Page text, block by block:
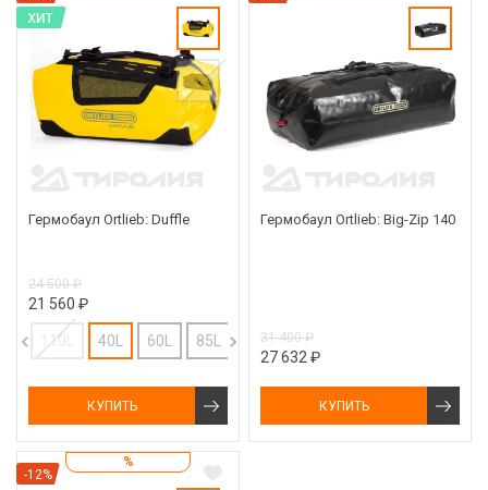
Гермобаул Ortlieb: Duffle
24 500 ₽
21 560 ₽
110L 40L 60L 85L
КУПИТЬ
Гермобаул Ortlieb: Big-Zip 140
31 400 ₽
27 632 ₽
КУПИТЬ
%
-12%